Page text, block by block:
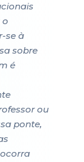
o
se à
sobre
é
ou
ponte,